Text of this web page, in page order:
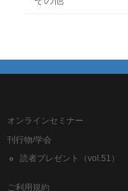
オンラインセミナー
刊行物/学会
読者プレゼント（vol.51）
ご利用規約